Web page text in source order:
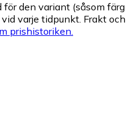
den variant (såsom färg
varje tidpunkt. Frakt och
prishistoriken.